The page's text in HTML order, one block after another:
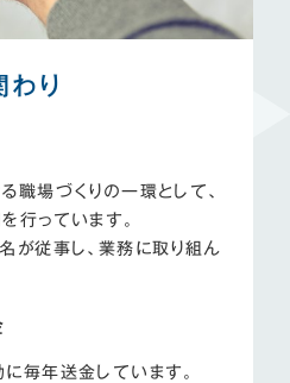
わり
職場づくりの一環として、
行っています。
が従事し、業務に取り組ん
毎年送金しています。